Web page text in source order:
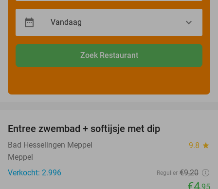
Zoek Restaurant
Entree zwembad + softijsje met dip
Bad Hesselingen Meppel 9.8 star
Meppel
Verkocht: 2.996
Regulier €9,20
,95